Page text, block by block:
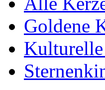
Goldene